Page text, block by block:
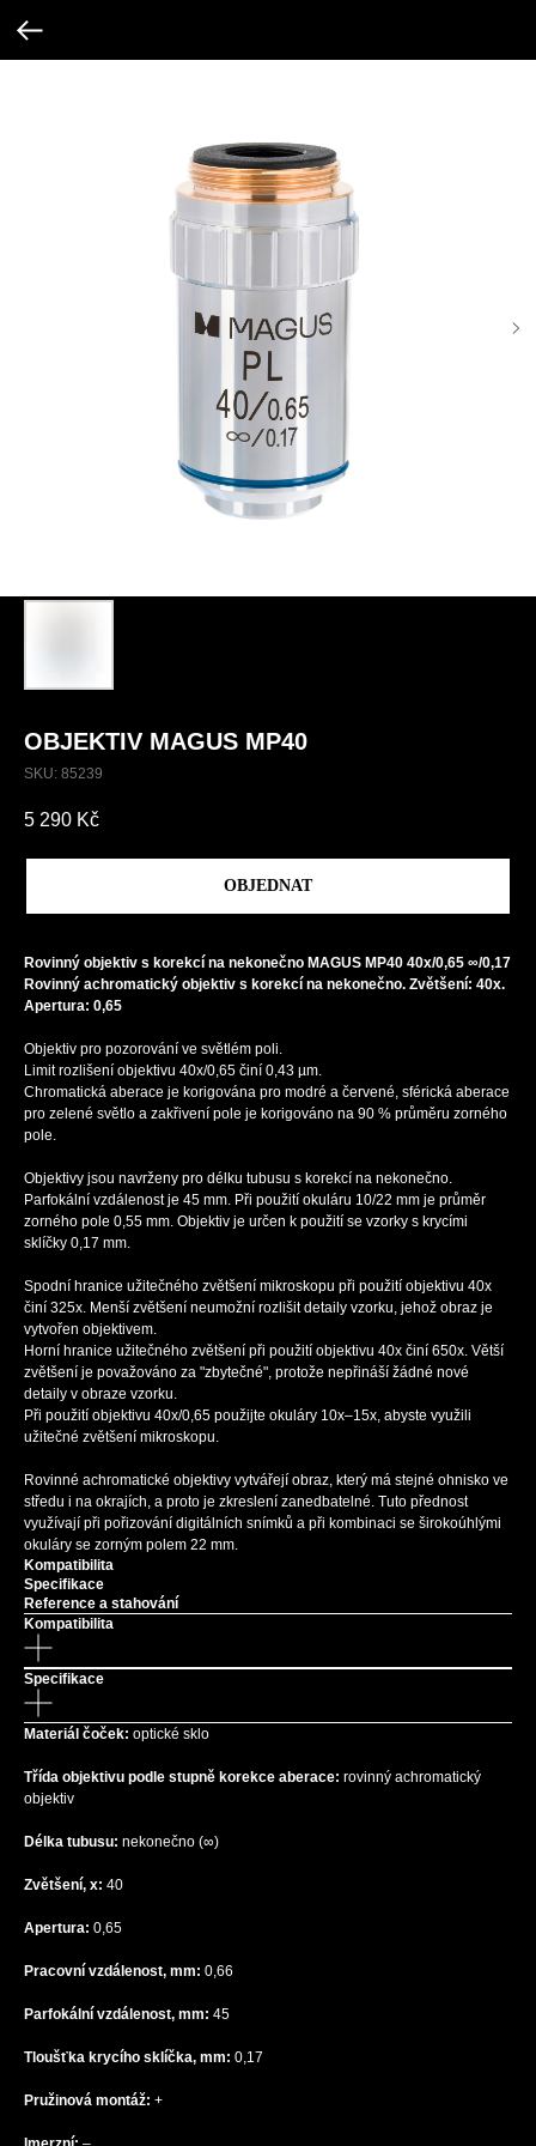
OBJEKTIV MAGUS MP40
SKU: 85239
5 290 Kč
OBJEDNAT
Rovinný objektiv s korekcí na nekonečno MAGUS MP40 40x/0,65 ∞/0,17
Rovinný achromatický objektiv s korekcí na nekonečno. Zvětšení: 40x.
Apertura: 0,65
Objektiv pro pozorování ve světlém poli.
Limit rozlišení objektivu 40x/0,65 činí 0,43 µm.
Chromatická aberace je korigována pro modré a červené, sférická aberace
pro zelené světlo a zakřivení pole je korigováno na 90 % průměru zorného
pole.
Objektivy jsou navrženy pro délku tubusu s korekcí na nekonečno.
Parfokální vzdálenost je 45 mm. Při použití okuláru 10/22 mm je průměr
zorného pole 0,55 mm. Objektiv je určen k použití se vzorky s krycími
sklíčky 0,17 mm.
Spodní hranice užitečného zvětšení mikroskopu při použití objektivu 40x
činí 325x. Menší zvětšení neumožní rozlišit detaily vzorku, jehož obraz je
vytvořen objektivem.
Horní hranice užitečného zvětšení při použití objektivu 40x činí 650x. Větší
zvětšení je považováno za "zbytečné", protože nepřináší žádné nové
detaily v obraze vzorku.
Při použití objektivu 40x/0,65 použijte okuláry 10x–15x, abyste využili
užitečné zvětšení mikroskopu.
Rovinné achromatické objektivy vytvářejí obraz, který má stejné ohnisko ve
středu i na okrajích, a proto je zkreslení zanedbatelné. Tuto přednost
využívají při pořizování digitálních snímků a při kombinaci se širokoúhlými
okuláry se zorným polem 22 mm.
Kompatibilita
Specifikace
Reference a stahování
Kompatibilita
Specifikace
Materiál čoček: optické sklo
Třída objektivu podle stupně korekce aberace: rovinný achromatický
objektiv
Délka tubusu: nekonečno (∞)
Zvětšení, x: 40
Apertura: 0,65
Pracovní vzdálenost, mm: 0,66
Parfokální vzdálenost, mm: 45
Tloušťka krycího sklíčka, mm: 0,17
Pružinová montáž: +